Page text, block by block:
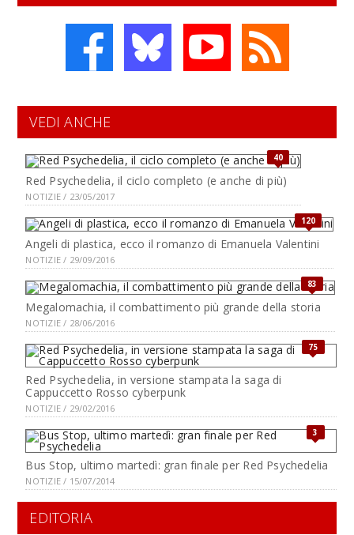
VEDI ANCHE
40
Red Psychedelia, il ciclo completo (e anche di più)
NOTIZIE / 23/05/2017
120
Angeli di plastica, ecco il romanzo di Emanuela Valentini
NOTIZIE / 29/09/2016
83
Megalomachia, il combattimento più grande della storia
NOTIZIE / 28/06/2016
75
Red Psychedelia, in versione stampata la saga di
Cappuccetto Rosso cyberpunk
NOTIZIE / 29/02/2016
3
Bus Stop, ultimo martedì: gran finale per Red Psychedelia
NOTIZIE / 15/07/2014
EDITORIA